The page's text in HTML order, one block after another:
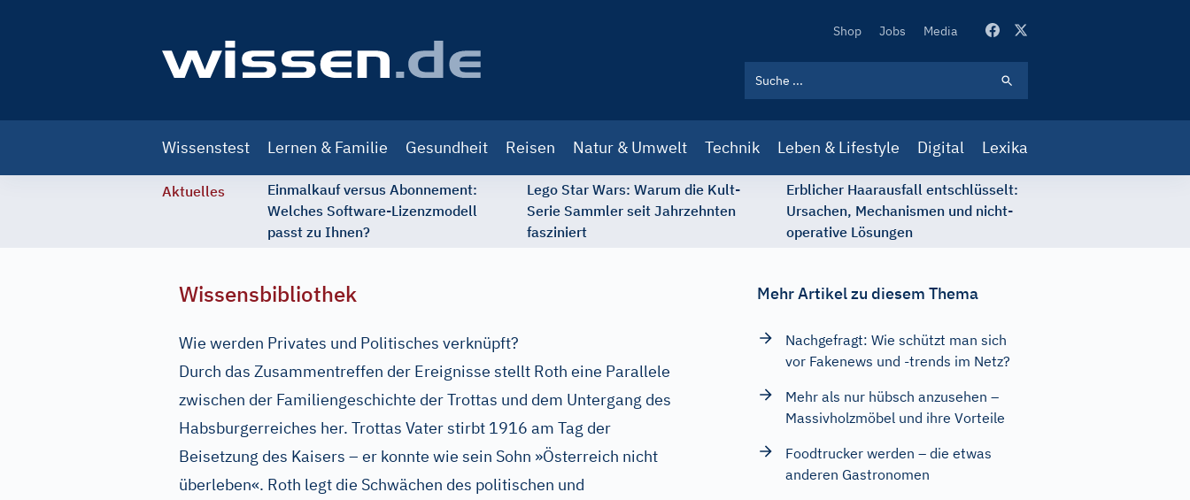
Secondary
Shop Jobs Media
navigation
Wissenstest Lernen & Familie Gesundheit Reisen Natur & Umwelt Technik Leben & Lifestyle Digital Lexika
Aktuelles
Einmalkauf versus Abonnement:
Welches Software-Lizenzmodell
passt zu Ihnen?
Lego Star Wars: Warum die Kult-
Serie Sammler seit Jahrzehnten
fasziniert
Erblicher Haarausfall entschlüsselt:
Ursachen, Mechanismen und nicht-
operative Lösungen
Wissensbibliothek
Wie werden Privates und Politisches verknüpft?
Durch das Zusammentreffen der Ereignisse stellt Roth eine Parallele
zwischen der Familiengeschichte der Trottas und dem Untergang des
Habsburgerreiches her. Trottas Vater stirbt 1916 am Tag der
Beisetzung des Kaisers – er konnte wie sein Sohn »Österreich nicht
überleben«. Roth legt die Schwächen des politischen und
Mehr Artikel zu diesem Thema
Nachgefragt: Wie schützt man sich
vor Fakenews und -trends im Netz?
Mehr als nur hübsch anzusehen –
Massivholzmöbel und ihre Vorteile
Foodtrucker werden – die etwas
anderen Gastronomen